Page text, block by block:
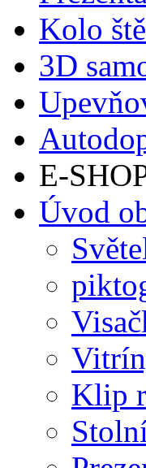
Kolo
3D
E-
Úvod
Klip